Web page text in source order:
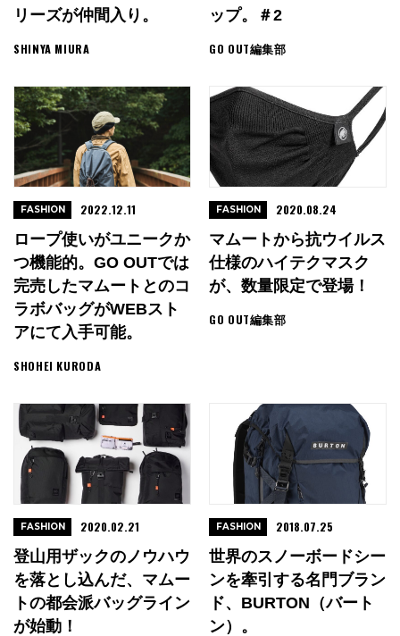
リーズが仲間入り。
SHINYA MIURA
ップ。＃2
GO OUT編集部
ロープ使いがユニークか
つ機能的。GO OUTでは
完売したマムートとのコ
ラボバッグがWEBスト
アにて入手可能。
SHOHEI KURODA
FASHION 2022.12.11
マムートから抗ウイルス
仕様のハイテクマスク
が、数量限定で登場！
GO OUT編集部
FASHION 2020.08.24
登山用ザックのノウハウ
を落とし込んだ、マムー
トの都会派バッグライン
が始動！
FASHION 2020.02.21
世界のスノーボードシー
ンを牽引する名門ブラン
ド、BURTON（バート
ン）。
FASHION 2018.07.25